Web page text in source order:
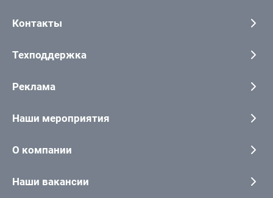
Контакты
Техподдержка
Реклама
Наши мероприятия
О компании
Наши вакансии